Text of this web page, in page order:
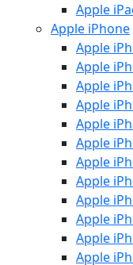
Apple
Apple iPhone
Apple
Apple
Apple
Apple
Apple
Apple
Apple
Apple
Apple
Apple
Apple
Apple